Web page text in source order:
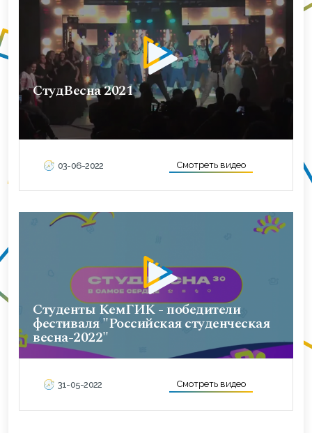
СтудВесна 2021
03-06-2022 Смотреть видео
Студенты КемГИК - победители
фестиваля "Российская студенческая
весна-2022"
31-05-2022 Смотреть видео